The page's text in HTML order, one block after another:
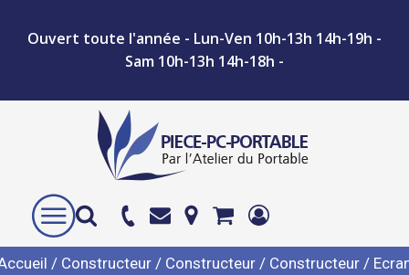
Ouvert toute l'année - Lun-Ven 10h-13h 14h-19h -
Sam 10h-13h 14h-18h -
/ Constructeur / Constructeur / Constructeur /